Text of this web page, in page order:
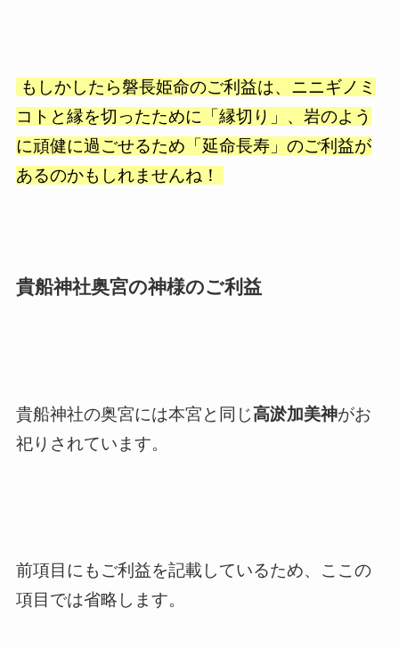
もしかしたら磐長姫命のご利益は、ニニギノミ
コトと縁を切ったために「縁切り」、岩のよう
に頑健に過ごせるため「延命長寿」のご利益が
あるのかもしれませんね！
貴船神社奥宮の神様のご利益
貴船神社の奥宮には本宮と同じ高淤加美神がお
祀りされています。
前項目にもご利益を記載しているため、ここの
項目では省略します。